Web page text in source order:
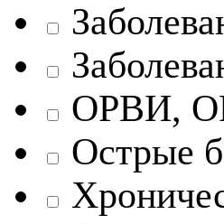
ОРВИ,
Острые